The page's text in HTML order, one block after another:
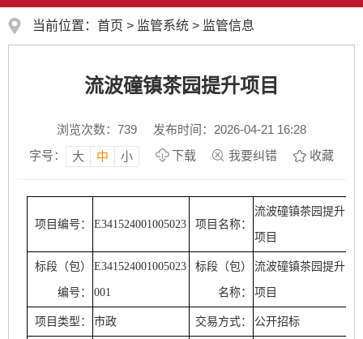
当前位置： 首页 > 监管系统 > 监管信息
流波䃥镇茶园提升项目
浏览次数： 739
发布时间：2026-04-21 16:28
字号：
大 中 小 下载 我要纠错 收藏
项目编号： E341524001005023 项目名称：
流波䃥镇茶园提升
项目
标段（包）
编号：
E341524001005023
001
标段（包）
名称：
流波䃥镇茶园提升
项目
项目类型： 市政 交易方式： 公开招标